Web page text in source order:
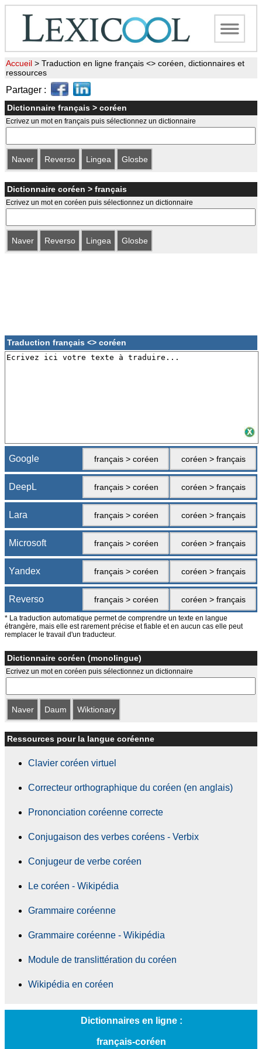
Accueil > Traduction en ligne français <> coréen, dictionnaires et
ressources
Partager :
Dictionnaire français > coréen
Ecrivez un mot en français puis sélectionnez un dictionnaire
Naver Reverso Lingea Glosbe
Dictionnaire coréen > français
Ecrivez un mot en coréen puis sélectionnez un dictionnaire
Naver Reverso Lingea Glosbe
Traduction français <> coréen
Google français > coréen coréen > français
DeepL français > coréen coréen > français
Lara français > coréen coréen > français
Microsoft français > coréen coréen > français
Yandex français > coréen coréen > français
Reverso français > coréen coréen > français
* La traduction automatique permet de comprendre un texte en langue
étrangère, mais elle est rarement précise et fiable et en aucun cas elle peut
remplacer le travail d'un traducteur.
Dictionnaire coréen (monolingue)
Ecrivez un mot en coréen puis sélectionnez un dictionnaire
Naver Daum Wiktionary
Ressources pour la langue coréenne
Clavier coréen virtuel
Correcteur orthographique du coréen (en anglais)
Prononciation coréenne correcte
Conjugaison des verbes coréens - Verbix
Conjugeur de verbe coréen
Le coréen - Wikipédia
Grammaire coréenne
Grammaire coréenne - Wikipédia
Module de translittération du coréen
Wikipédia en coréen
Dictionnaires en ligne :
français-coréen